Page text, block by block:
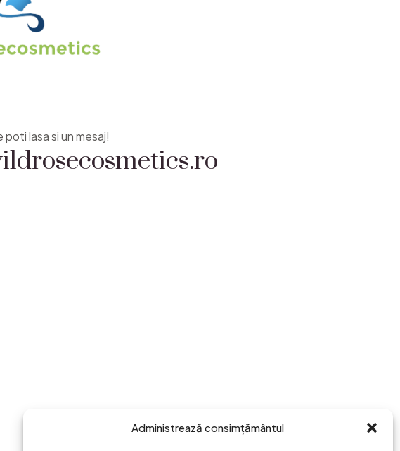
Administrează consimțământul
poti lasa si un mesaj!